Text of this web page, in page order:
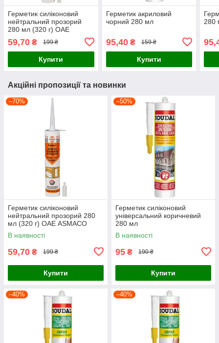
Герметик силіконовий
нейтральний прозорий
280 мл (320 г) ОАЕ
59,70 ₴ 199 ₴
Купити
Герметик акриловий
чорний 280 мл
95,40₴ 159 ₴
Купити
280
Акційні пропозиції та новинки
–70%
Герметик силіконовий
нейтральний прозорий 280
мл (320 г) ОАЕ ASMACO
(2732561)
В наявності
59,70 ₴ 199 ₴
Купити
–50%
Герметик силіконовий
універсальний коричневий
280 мл
В наявності
95 ₴ 190 ₴
Купити
–40% –40%